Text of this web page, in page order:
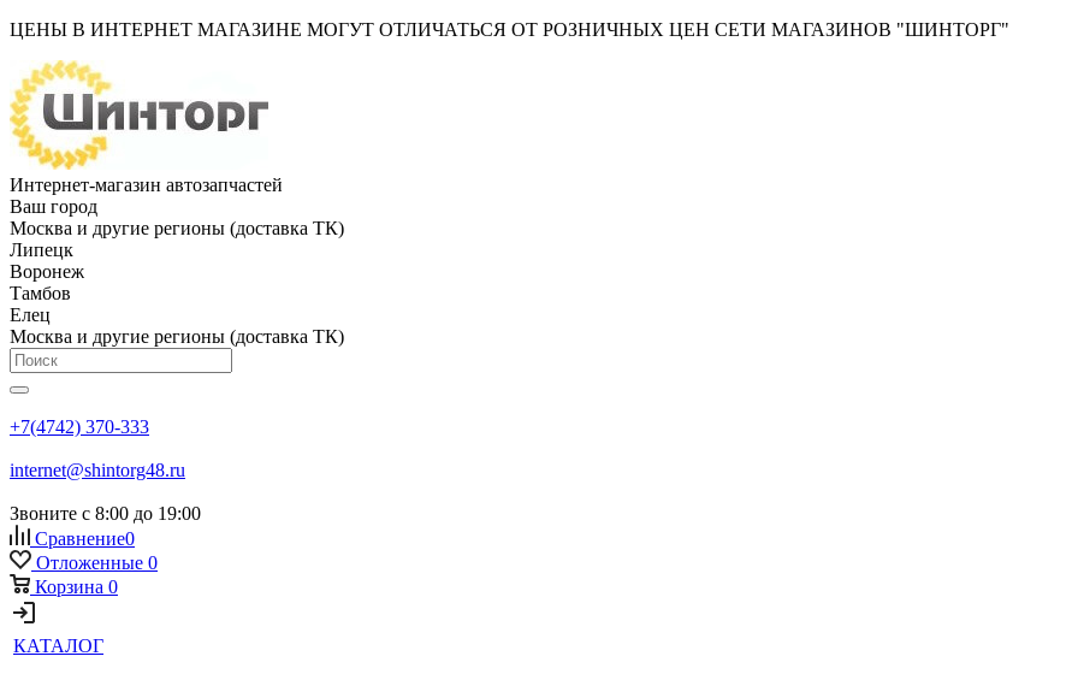
ЦЕНЫ В ИНТЕРНЕТ МАГАЗИНЕ МОГУТ ОТЛИЧАТЬСЯ ОТ РОЗНИЧНЫХ ЦЕН СЕТИ МАГАЗИНОВ "ШИНТОРГ"
Интернет-магазин автозапчастей
Ваш город
Москва и другие регионы (доставка ТК)
Липецк
Воронеж
Тамбов
Елец
Москва и другие регионы (доставка ТК)
+7(4742) 370-333
internet@shintorg48.ru
Звоните с 8:00 до 19:00
Сравнение0
Отложенные 0
Корзина 0
КАТАЛОГ